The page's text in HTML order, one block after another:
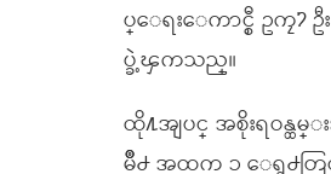
ပ္ေရးေကာင္စီ ဥကၠ႒ ဦ
ပ္ခဲ့ၾကသည္။
ထို႔အျပင္ အစိုးရဝန္ထမ္
မိဳ႕ အထက ၁ ေရွ႕တြ